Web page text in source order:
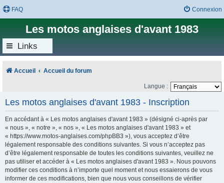
FAQ Connexion
Les motos anglaises d'avant 1983
Links
Accueil Accueil du forum
Langue :
Les motos anglaises d'avant 1983 - Inscription
En accédant à « Les motos anglaises d'avant 1983 » (désigné ci-après par
« nous », « notre », « nos », « Les motos anglaises d'avant 1983 » et
« https://www.motos-anglaises.com/phpBB3 »), vous acceptez d’être
légalement responsable des conditions suivantes. Si vous n’acceptez pas
d’être légalement responsable de toutes les conditions suivantes, veuillez ne
pas utiliser et accéder à « Les motos anglaises d'avant 1983 ». Nous pouvons
modifier ces conditions à n’importe quel moment et nous essaierons de vous
informer de ces modifications, bien que nous vous conseillons de vérifier